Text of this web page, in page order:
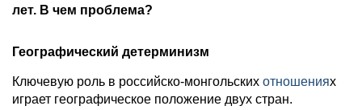
лет. В чем проблема?
Географический детерминизм
Ключевую роль в российско-монгольских отношениях
играет географическое положение двух стран.